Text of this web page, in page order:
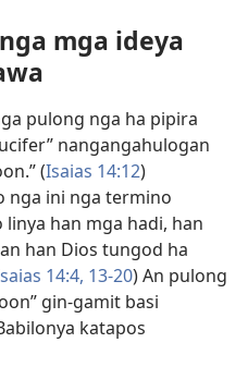
mga ideya
pulong nga ha pipira
nangangahulogan
(Isaias 14:12)
nga ini nga termino
han mga hadi, han
han Dios tungod ha
14:4, 13-20) An pulong
gin-gamit basi
katapos